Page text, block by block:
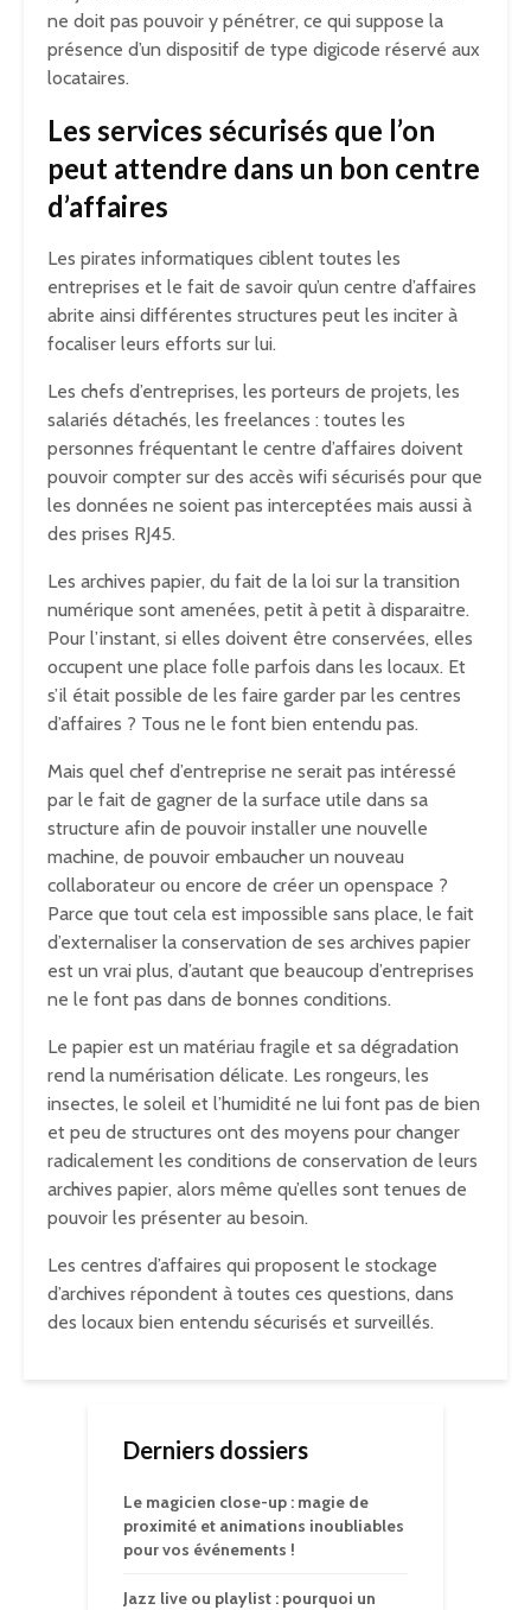
ne doit pas pouvoir y pénétrer, ce qui suppose la
présence d’un dispositif de type digicode réservé aux
locataires.
Les services sécurisés que l’on
peut attendre dans un bon centre
d’affaires
Les pirates informatiques ciblent toutes les
entreprises et le fait de savoir qu’un centre d’affaires
abrite ainsi différentes structures peut les inciter à
focaliser leurs efforts sur lui.
Les chefs d’entreprises, les porteurs de projets, les
salariés détachés, les freelances : toutes les
personnes fréquentant le centre d’affaires doivent
pouvoir compter sur des accès wifi sécurisés pour que
les données ne soient pas interceptées mais aussi à
des prises RJ45.
Les archives papier, du fait de la loi sur la transition
numérique sont amenées, petit à petit à disparaitre.
Pour l’instant, si elles doivent être conservées, elles
occupent une place folle parfois dans les locaux. Et
s’il était possible de les faire garder par les centres
d’affaires ? Tous ne le font bien entendu pas.
Mais quel chef d’entreprise ne serait pas intéressé
par le fait de gagner de la surface utile dans sa
structure afin de pouvoir installer une nouvelle
machine, de pouvoir embaucher un nouveau
collaborateur ou encore de créer un openspace ?
Parce que tout cela est impossible sans place, le fait
d’externaliser la conservation de ses archives papier
est un vrai plus, d’autant que beaucoup d’entreprises
ne le font pas dans de bonnes conditions.
Le papier est un matériau fragile et sa dégradation
rend la numérisation délicate. Les rongeurs, les
insectes, le soleil et l’humidité ne lui font pas de bien
et peu de structures ont des moyens pour changer
radicalement les conditions de conservation de leurs
archives papier, alors même qu’elles sont tenues de
pouvoir les présenter au besoin.
Les centres d’affaires qui proposent le stockage
d’archives répondent à toutes ces questions, dans
des locaux bien entendu sécurisés et surveillés.
Derniers dossiers
Le magicien close-up : magie de
proximité et animations inoubliables
pour vos événements !
Jazz live ou playlist : pourquoi un